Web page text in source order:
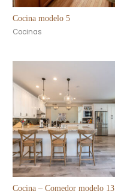
Cocina modelo 5
Cocinas
Cocina – Comedor modelo 13